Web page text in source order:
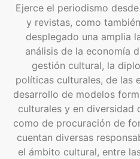
Ejerce el periodismo
y revistas, como
desplegado una amplia
análisis de la economía
gestión cultural, la
políticas culturales, de las
desarrollo de modelos
culturales y en diversidad
como de procuración de
cuentan diversas
el ámbito cultural, entre